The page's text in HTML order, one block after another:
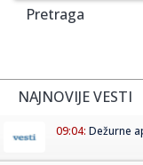
Pretraga
NAJNOVIJE VESTI
09:04: Dežurne